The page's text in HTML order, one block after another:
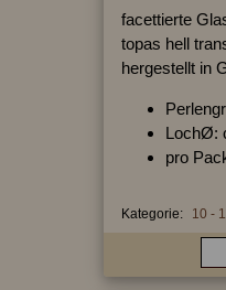
facettierte
topas hell
hergestellt in
LochØ:
pro
Kategorie: 10 -